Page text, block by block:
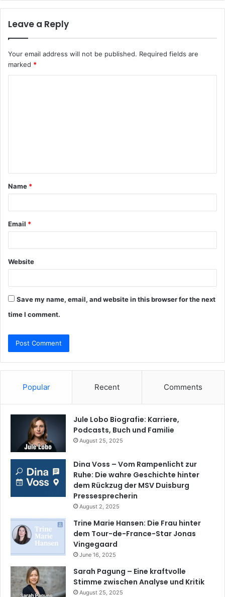
Leave a Reply
Your email address will not be published. Required fields are
marked *
t
*
Name *
Email *
Website
Save my name, email, and website in this browser for the next
time I comment.
Popular Recent Comments
Jule Lobo Biografie: Karriere,
Podcasts, Buch und Familie
August 25, 2025
Dina Voss – Vom Rampenlicht zur
Ruhe: Die wahre Geschichte hinter
dem Rückzug der MSV Duisburg
Pressesprecherin
August 2, 2025
Trine Marie Hansen: Die Frau hinter
dem Tour-de-France-Star Jonas
Vingegaard
June 16, 2025
Sarah Pagung – Eine kraftvolle
Stimme zwischen Analyse und Kritik
August 25, 2025